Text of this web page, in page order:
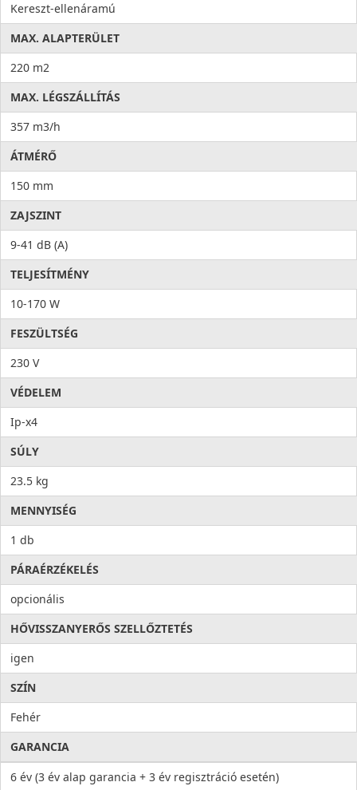
Kereszt-ellenáramú
MAX. ALAPTERÜLET
220 m2
MAX. LÉGSZÁLLÍTÁS
357 m3/h
ÁTMÉRŐ
150 mm
ZAJSZINT
9-41 dB (A)
TELJESÍTMÉNY
10-170 W
FESZÜLTSÉG
230 V
VÉDELEM
Ip-x4
SÚLY
23.5 kg
MENNYISÉG
1 db
PÁRAÉRZÉKELÉS
opcionális
HŐVISSZANYERŐS SZELLŐZTETÉS
igen
SZÍN
Fehér
GARANCIA
6 év (3 év alap garancia + 3 év regisztráció esetén)